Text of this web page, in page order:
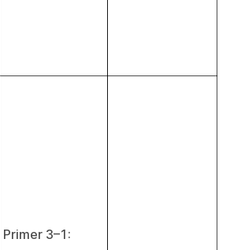
Primer 3–1: